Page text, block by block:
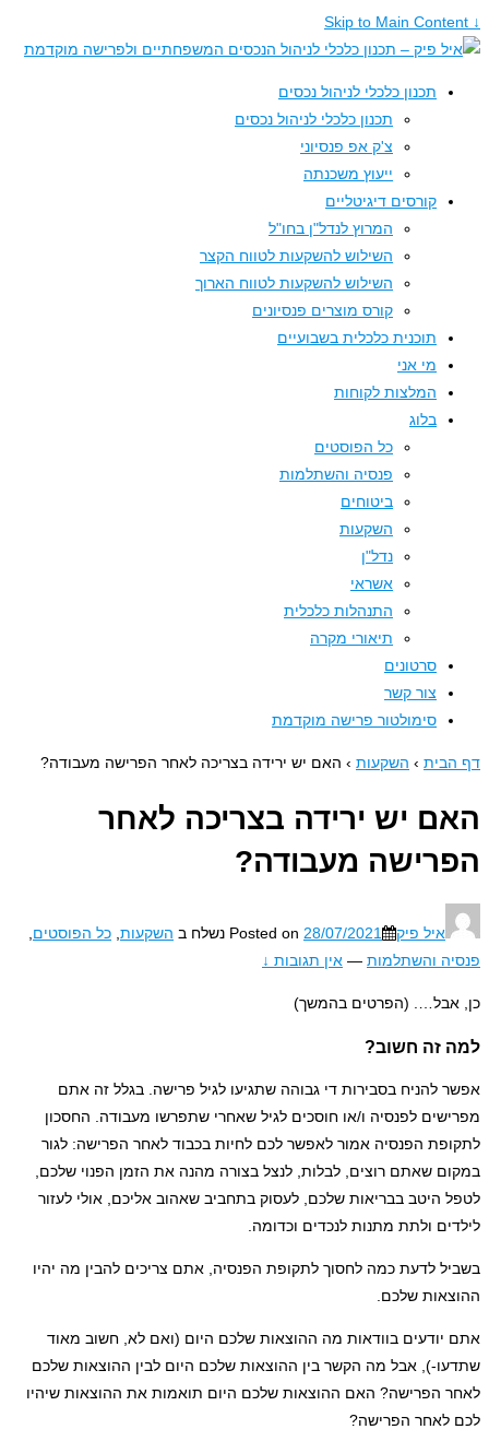
תכנון כלכלי לניהול נכסים
תכנון כלכלי לניהול נכסים
צ'ק אפ פנסיוני
ייעוץ משכנתה
קורסים דיגיטליים
המרוץ לנדל"ן בחו"ל
השילוש להשקעות לטווח הקצר
השילוש להשקעות לטווח הארוך
קורס מוצרים פנסיונים
תוכנית כלכלית בשבועיים
מי אני
המלצות לקוחות
בלוג
כל הפוסטים
פנסיה והשתלמות
ביטוחים
השקעות
נדל"ן
אשראי
התנהלות כלכלית
תיאורי מקרה
סרטונים
צור קשר
סימולטור פרישה מוקדמת
› השקעות › האם יש ירידה בצריכה לאחר הפרישה מעבודה?
יש ירידה בצריכה לאחר
מעבודה?
איל פיק Posted on28/07/2021 נשלח בהשקעות,כל הפוסטים,
והשתלמות — אין תגובות ↓
(הפרטים בהמשך)
זה חשוב?
להניח בסבירות די גבוהה שתגיעו לגיל פרישה. בגלל זה אתם
לפנסיה ו/או חוסכים לגיל שאחרי שתפרשו מעבודה. החסכון
הפנסיה אמור לאפשר לכם לחיות בכבוד לאחר הפרישה: לגור
שאתם רוצים, לבלות, לנצל בצורה מהנה את הזמן הפנוי שלכם,
היטב בבריאות שלכם, לעסוק בתחביב שאהוב אליכם, אולי לעזור
ולתת מתנות לנכדים וכדומה.
לדעת כמה לחסוך לתקופת הפנסיה, אתם צריכים להבין מה יהיו
שלכם.
בוודאות מה ההוצאות שלכם היום (ואם לא, חשוב מאוד
), אבל מה הקשר בין ההוצאות שלכם היום לבין ההוצאות שלכם
הפרישה? האם ההוצאות שלכם היום תואמות את ההוצאות שיהיו
לאחר הפרישה?